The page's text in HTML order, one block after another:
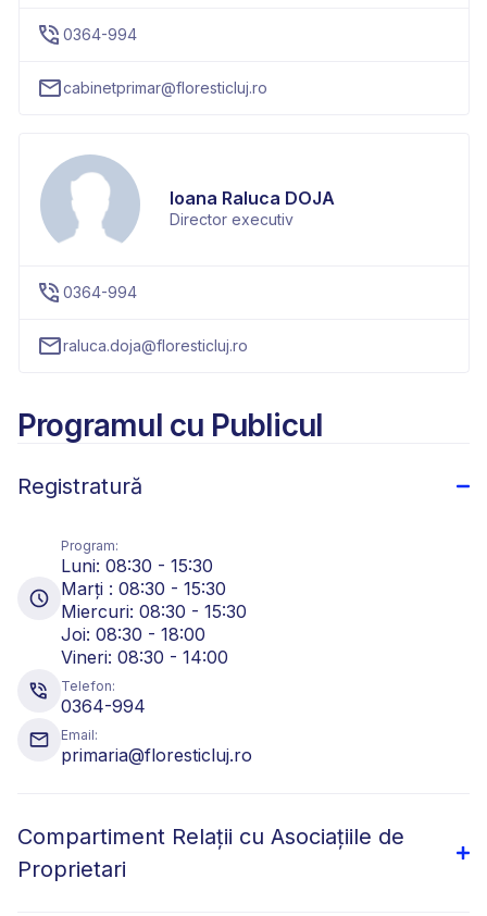
0364-994
cabinetprimar@floresticluj.ro
Ioana Raluca DOJA
Director executiv
0364-994
raluca.doja@floresticluj.ro
Programul cu Publicul
Registratură
Program:
Luni: 08:30 - 15:30
Marți : 08:30 - 15:30
Miercuri: 08:30 - 15:30
Joi: 08:30 - 18:00
Vineri: 08:30 - 14:00
Telefon:
0364-994
Email:
primaria@floresticluj.ro
Compartiment Relații cu Asociațiile de
Proprietari